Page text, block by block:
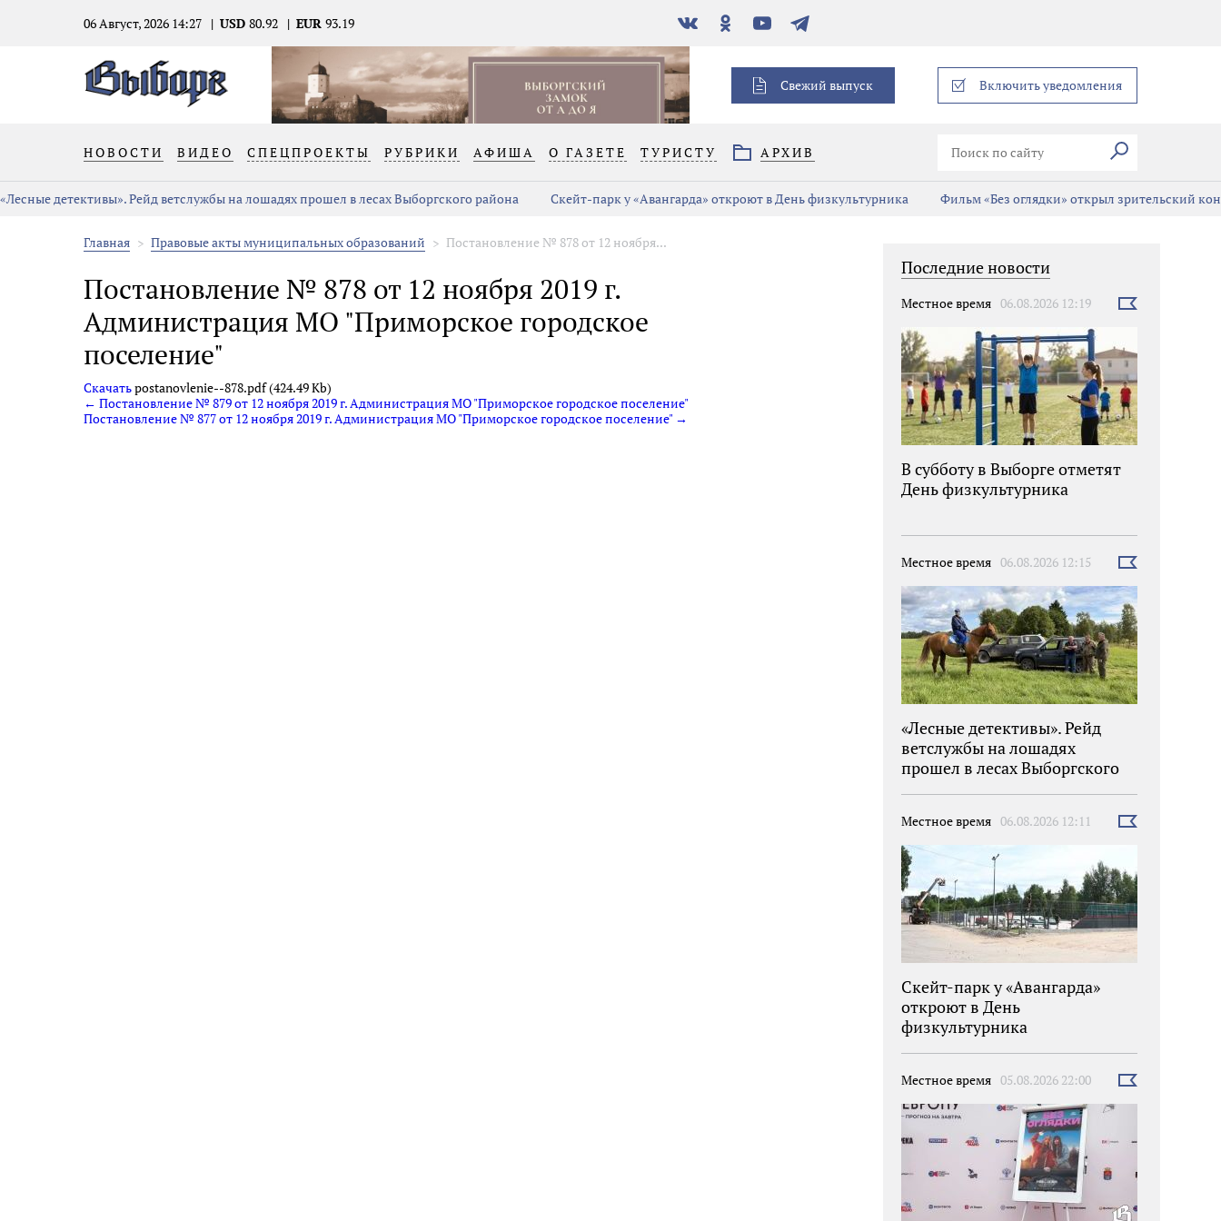
06 Август, 2026 14:27 USD 80.92 EUR 93.19
В
контакте
Одноклассники
YouTubeТелеграм
Свежий выпуск Включить уведомления
НОВОСТИ ВИДЕО СПЕЦПРОЕКТЫ РУБРИКИ АФИША О ГАЗЕТЕ ТУРИСТУ АРХИВ Искать
«Лесные детективы». Рейд ветслужбы на лошадях прошел в лесах Выборгского района Скейт-парк у «Авангарда» откроют в День физкультурника Фильм «Без оглядки» открыл зрительский
Главная Правовые акты муниципальных образований Постановление № 878 от 12 ноября...
Постановление № 878 от 12 ноября 2019 г.
Администрация МО "Приморское городское
поселение"
Скачатьpostanovlenie--878.pdf (424.49 Kb)
← Постановление № 879 от 12 ноября 2019 г. Администрация МО "Приморское городское поселение"
Постановление № 877 от 12 ноября 2019 г. Администрация МО "Приморское городское поселение" →
Последние новости
Местное время 06.08.2026 12:19
Выбрать
В субботу в Выборге отметят
День физкультурника
Местное время 06.08.2026 12:15
Выбрать
«Лесные детективы». Рейд
ветслужбы на лошадях
прошел в лесах Выборгского
Местное время 06.08.2026 12:11
Выбрать
Скейт-парк у «Авангарда»
откроют в День
физкультурника
Местное время 05.08.2026 22:00
Выбрать